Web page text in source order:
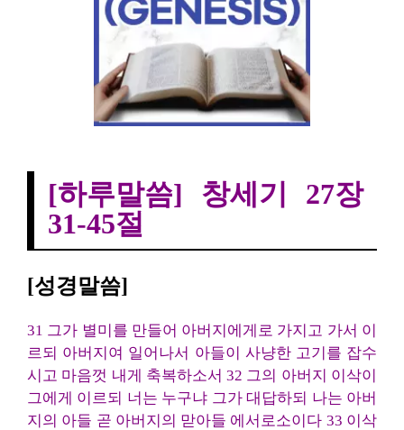
[하루말씀] 창세기 27장
31-45절
[성경말씀]
31 그가 별미를 만들어 아버지에게로 가지고 가서 이
르되 아버지여 일어나서 아들이 사냥한 고기를 잡수
시고 마음껏 내게 축복하소서 32 그의 아버지 이삭이
그에게 이르되 너는 누구냐 그가 대답하되 나는 아버
지의 아들 곧 아버지의 맏아들 에서로소이다 33 이삭